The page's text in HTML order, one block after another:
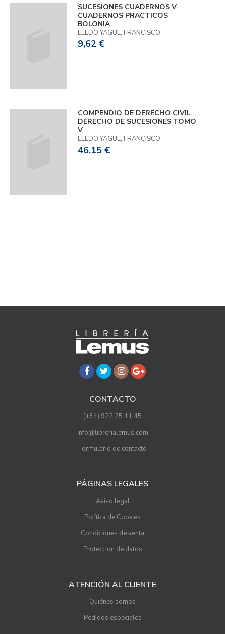
SUCESIONES CUADERNOS V
CUADERNOS PRACTICOS
BOLONIA
LLEDO YAGUE, FRANCISCO
9,62 €
COMPENDIO DE DERECHO CIVIL
DERECHO DE SUCESIONES TOMO
V
LLEDO YAGUE, FRANCISCO
46,15 €
CONTACTO
(+34) 922 25 11 45
info@librerialemus.com
Formulario de contacto
PÁGINAS LEGALES
Aviso legal
Política de Cookies
Condiciones de venta
Protección de datos
ATENCIÓN AL CLIENTE
Quiénes somos
Pedidos especiales